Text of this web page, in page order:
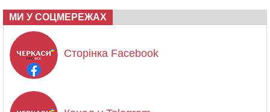
МИ У СОЦМЕРЕЖАХ
Сторінка Facebook